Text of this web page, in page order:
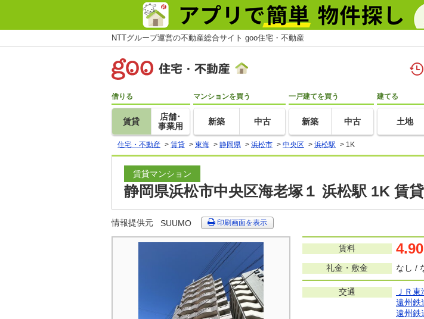
NTTグループ運営の不動産総合サイト goo住宅・不動産
借りる
賃貸
店舗･
事業用
マンションを買う
新築 中古
一戸建てを買う
新築 中古
建てる
土地
住宅・不動産 > 賃貸 > 東海 > 静岡県 > 浜松市 > 中央区 > 浜松駅 > 1K
賃貸マンション
静岡県浜松市中央区海老塚１ 浜松駅 1K 賃
情報提供元 SUUMO 印刷画面を表示
賃料 4.90
礼金・敷金
なし /
交通 ＪＲ
遠州鉄
遠州鉄